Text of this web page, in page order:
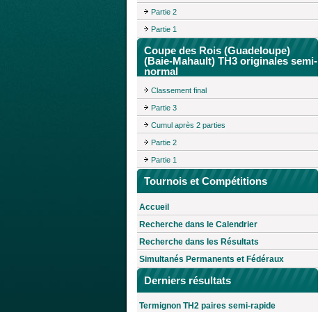
Partie 2
Partie 1
Coupe des Rois (Guadeloupe)
(Baie-Mahault) TH3 originales semi-
normal
Classement final
Partie 3
Cumul après 2 parties
Partie 2
Partie 1
Tournois et Compétitions
Accueil
Recherche dans le Calendrier
Recherche dans les Résultats
Simultanés Permanents et Fédéraux
Derniers résultats
Termignon TH2 paires semi-rapide